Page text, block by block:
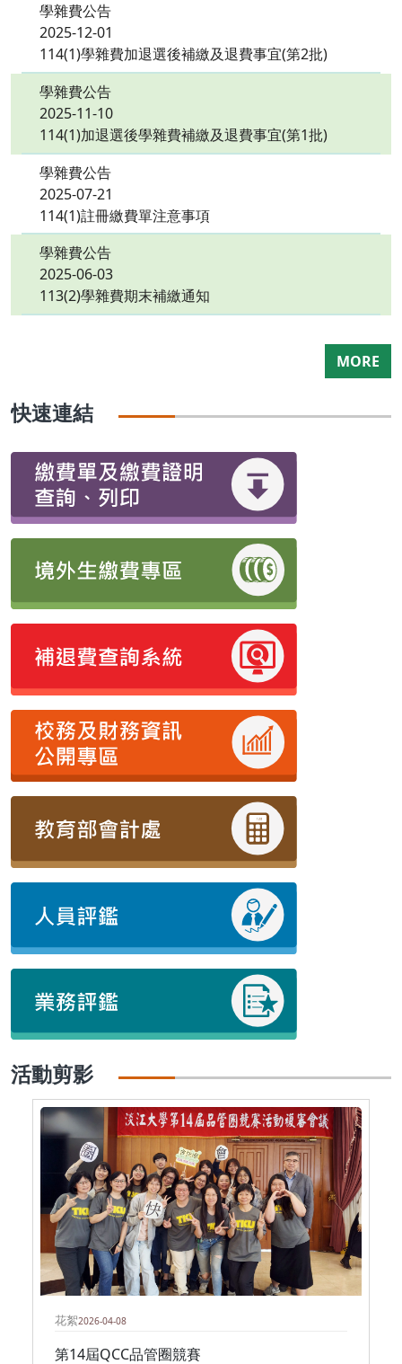
學雜費公告
2025-12-01
114(1)學雜費加退選後補繳及退費事宜(第2批)
學雜費公告
2025-11-10
114(1)加退選後學雜費補繳及退費事宜(第1批)
學雜費公告
2025-07-21
114(1)註冊繳費單注意事項
學雜費公告
2025-06-03
113(2)學雜費期末補繳通知
MORE
快速連結
活動剪影
花絮2026-04-08
第14屆QCC品管圈競賽